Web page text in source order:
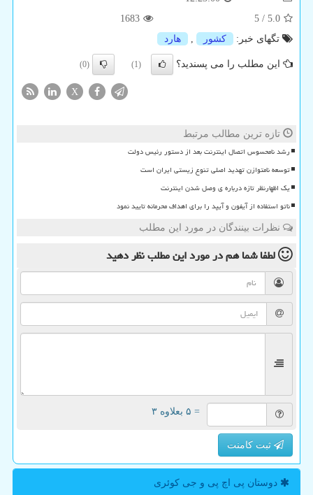
5.0
/
5
1683
تگهای خبر:
كشور هارد
این مطلب را می پسندید؟ (1)
(0)
X
تازه ترین مطالب مرتبط
رشد نامحسوس اتصال اینترنت بعد از دستور رئیس دولت
توسعه نامتوازن تهدید اصلی تنوع زیستی ایران است
یک اظهارنظر تازه درباره ی وصل شدن اینترنت
ناتو استفاده از آیفون و آیپد را برای اهداف محرمانه تایید نمود
نظرات بینندگان در مورد این مطلب
لطفا شما همدر مورد این مطلبنظر دهید
= ۵ بعلاوه ۳
ثبت کامنت
دوستان پی اچ پی و جی كوئری